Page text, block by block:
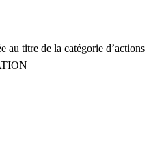
au titre de la catégorie d’actions